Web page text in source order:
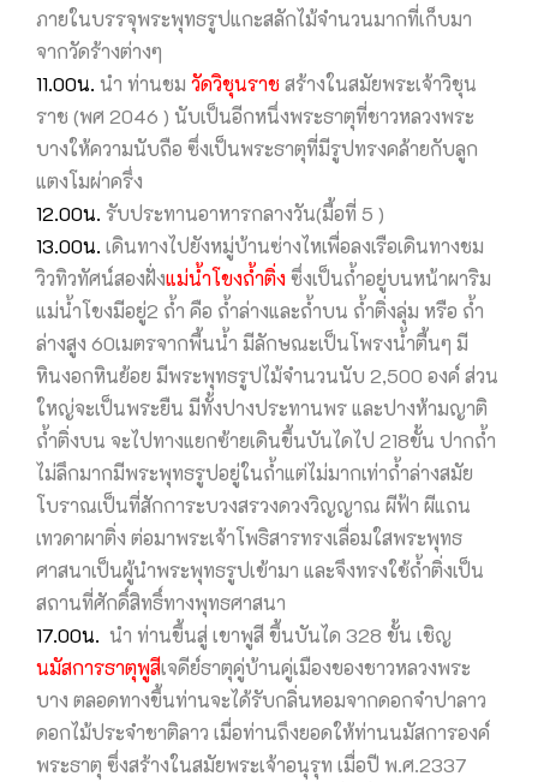
ภายในบรรจุพระพุทธรูปแกะสลักไม้จำนวนมากที่เก็บมา
จากวัดร้างต่างๆ
11.00น. นำ ท่านชม วัดวิชุนราชสร้างในสมัยพระเจ้าวิชุน
ราช (พศ 2046 ) นับเป็นอีกหนึ่งพระธาตุที่ชาวหลวงพระ
บางให้ความนับถือ ซึ่งเป็นพระธาตุที่มีรูปทรงคล้ายกับลูก
แตงโมผ่าครึ่ง
12.00น. รับประทานอาหารกลางวัน(มื้อที่ 5 )
13.00น. เดินทางไปยังหมู่บ้านซ่างไหเพื่อลงเรือเดินทางชม
วิวทิวทัศน์สองฝั่งแม่น้ำโขงถ้ำติ่งซึ่งเป็นถ้ำอยู่บนหน้าผาริม
แม่น้ำโขงมีอยู่2 ถ้ำ คือ ถ้ำล่างและถ้ำบน ถ้ำติ่งลุ่ม หรือ ถ้ำ
ล่างสูง 60เมตรจากพื้นน้ำ มีลักษณะเป็นโพรงน้ำตื้นๆ มี
หินงอกหินย้อย มีพระพุทธรูปไม้จำนวนนับ 2,500 องค์ ส่วน
ใหญ่จะเป็นพระยืน มีทั้งปางประทานพร และปางห้ามญาติ
ถ้ำติ่งบน จะไปทางแยกซ้ายเดินขึ้นบันไดไป 218ขั้น ปากถ้ำ
ไม่ลึกมากมีพระพุทธรูปอยู่ในถ้ำแต่ไม่มากเท่าถ้ำล่างสมัย
โบราณเป็นที่สักการะบวงสรวงดวงวิญญาณ ผีฟ้า ผีแถน
เทวดาผาติ่ง ต่อมาพระเจ้าโพธิสารทรงเลื่อมใสพระพุทธ
ศาสนาเป็นผู้นำพระพุทธรูปเข้ามา และจึงทรงใช้ถ้ำติ่งเป็น
สถานที่ศักดิ์สิทธิ์ทางพุทธศาสนา
17.00น. นำ ท่านขึ้นสู่ เขาพูสี ขึ้นบันได 328 ขั้น เชิญ
นมัสการธาตุพูสีเจดีย์ธาตุคู่บ้านคู่เมืองของชาวหลวงพระ
บาง ตลอดทางขึ้นท่านจะได้รับกลิ่นหอมจากดอกจำปาลาว
ดอกไม้ประจำชาติลาว เมื่อท่านถึงยอดให้ท่านนมัสการองค์
พระธาตุ ซึ่งสร้างในสมัยพระเจ้าอนุรุท เมื่อปี พ.ศ.2337